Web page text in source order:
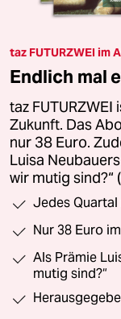
taz FUTURZWEI im
Endlich mal
taz
Zukunft. Das
nur 38 Euro.
Luisa
wir mutig sind?“
Jedes Quartal
Nur 38 Euro
Als Prämie
mutig sind?“